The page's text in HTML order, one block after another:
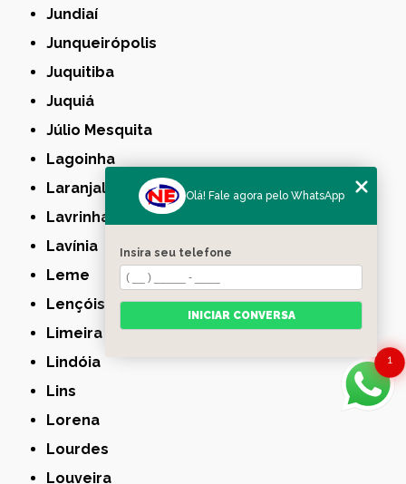
Jundiaí
Junqueirópolis
Juquitiba
Juquiá
Júlio Mesquita
Lagoinha
Laranjal Paulista
Lavrinhas
Lavínia
Leme
Lençóis Paulista
Limeira
Lindóia
Lins
Lorena
Lourdes
Louveira
1
Olá! Fale agora pelo WhatsApp
Insira seu telefone
INICIAR CONVERSA